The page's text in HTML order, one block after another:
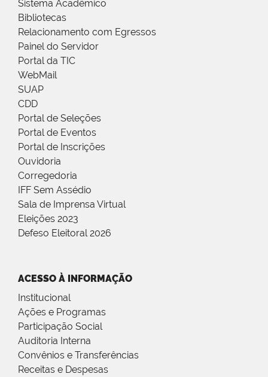
Sistema Acadêmico
Bibliotecas
Relacionamento com Egressos
Painel do Servidor
Portal da TIC
WebMail
SUAP
CDD
Portal de Seleções
Portal de Eventos
Portal de Inscrições
Ouvidoria
Corregedoria
IFF Sem Assédio
Sala de Imprensa Virtual
Eleições 2023
Defeso Eleitoral 2026
ACESSO À INFORMAÇÃO
Institucional
Ações e Programas
Participação Social
Auditoria Interna
Convênios e Transferências
Receitas e Despesas